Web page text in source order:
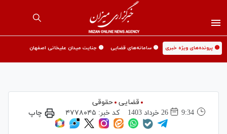
🟡 پرونده‌های ویژه خبری 🟡 سامانه‌های قضایی 🟡 جنایت میدان علیخانی اصفهان
قضایی حقوقی
9:34
26 خرداد 1403 کد خبر: ۴۷۷۸۰۴۵ چاپ